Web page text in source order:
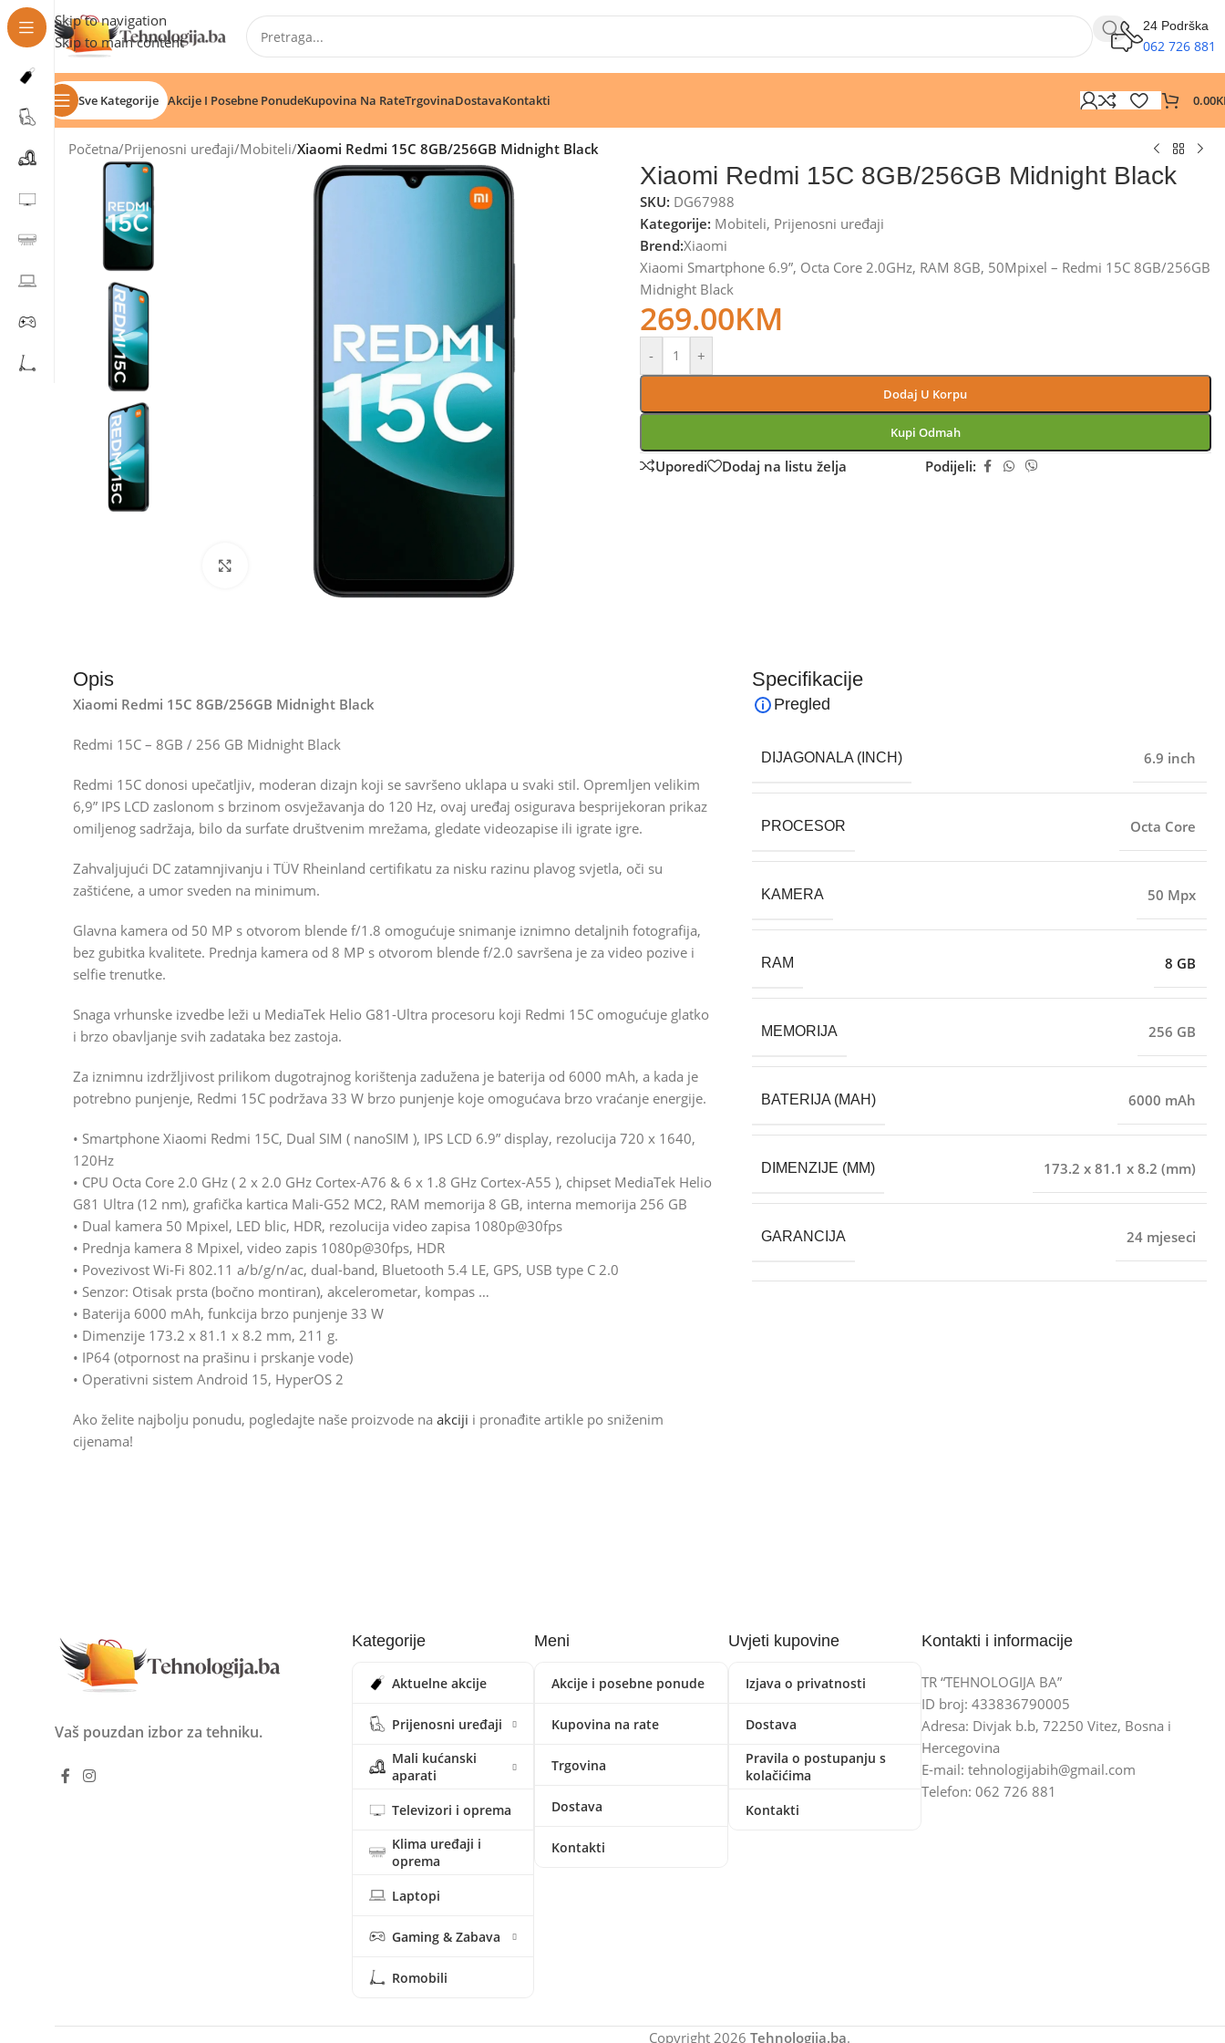
Skip to navigation
Skip to main content
24 Podrška
062 726 881
Sve Kategorije Akcije I Posebne PonudeKupovina Na RateTrgovinaDostavaKontakti 0.00
Početna/Prijenosni uređaji/Mobiteli/Xiaomi Redmi 15C 8GB/256GB Midnight Black
Kliknite za uvećanje
Xiaomi Redmi 15C 8GB/256GB Midnight Black
SKU: DG67988
Kategorije: Mobiteli, Prijenosni uređaji
Brend:Xiaomi
Xiaomi Smartphone 6.9”, Octa Core 2.0GHz, RAM 8GB, 50Mpixel – Redmi 15C 8GB/256GB
Midnight Black
269.00KM
- +
Dodaj U Korpu
Kupi Odmah
Uporedi Dodaj na listu želja Podijeli:
Opis
Xiaomi Redmi 15C 8GB/256GB Midnight Black
Redmi 15C – 8GB / 256 GB Midnight Black
Redmi 15C donosi upečatljiv, moderan dizajn koji se savršeno uklapa u svaki stil. Opremljen velikim
6,9” IPS LCD zaslonom s brzinom osvježavanja do 120 Hz, ovaj uređaj osigurava besprijekoran prikaz
omiljenog sadržaja, bilo da surfate društvenim mrežama, gledate videozapise ili igrate igre.
Zahvaljujući DC zatamnjivanju i TÜV Rheinland certifikatu za nisku razinu plavog svjetla, oči su
zaštićene, a umor sveden na minimum.
Glavna kamera od 50 MP s otvorom blende f/1.8 omogućuje snimanje iznimno detaljnih fotografija,
bez gubitka kvalitete. Prednja kamera od 8 MP s otvorom blende f/2.0 savršena je za video pozive i
selfie trenutke.
Snaga vrhunske izvedbe leži u MediaTek Helio G81-Ultra procesoru koji Redmi 15C omogućuje glatko
i brzo obavljanje svih zadataka bez zastoja.
Za iznimnu izdržljivost prilikom dugotrajnog korištenja zadužena je baterija od 6000 mAh, a kada je
potrebno punjenje, Redmi 15C podržava 33 W brzo punjenje koje omogućava brzo vraćanje energije.
• Smartphone Xiaomi Redmi 15C, Dual SIM ( nanoSIM ), IPS LCD 6.9” display, rezolucija 720 x 1640,
120Hz
• CPU Octa Core 2.0 GHz ( 2 x 2.0 GHz Cortex-A76 & 6 x 1.8 GHz Cortex-A55 ), chipset MediaTek Helio
G81 Ultra (12 nm), grafička kartica Mali-G52 MC2, RAM memorija 8 GB, interna memorija 256 GB
• Dual kamera 50 Mpixel, LED blic, HDR, rezolucija video zapisa 1080p@30fps
• Prednja kamera 8 Mpixel, video zapis 1080p@30fps, HDR
• Povezivost Wi-Fi 802.11 a/b/g/n/ac, dual-band, Bluetooth 5.4 LE, GPS, USB type C 2.0
• Senzor: Otisak prsta (bočno montiran), akcelerometar, kompas …
• Baterija 6000 mAh, funkcija brzo punjenje 33 W
• Dimenzije 173.2 x 81.1 x 8.2 mm, 211 g.
• IP64 (otpornost na prašinu i prskanje vode)
• Operativni sistem Android 15, HyperOS 2
Ako želite najbolju ponudu, pogledajte naše proizvode na akciji i pronađite artikle po sniženim
cijenama!
Specifikacije
Pregled
DIJAGONALA (INCH) 6.9 inch
PROCESOR Octa Core
KAMERA 50 Mpx
RAM 8 GB
MEMORIJA 256 GB
BATERIJA (MAH) 6000 mAh
DIMENZIJE (MM) 173.2 x 81.1 x 8.2 (mm)
GARANCIJA 24 mjeseci
Vaš pouzdan izbor za tehniku.
Kategorije
Aktuelne akcije
Prijenosni uređaji
Mali kućanski
aparati
Televizori i oprema
Klima uređaji i
oprema
Laptopi
Gaming & Zabava
Romobili
Meni
Akcije i posebne ponude
Kupovina na rate
Trgovina
Dostava
Kontakti
Uvjeti kupovine
Izjava o privatnosti
Dostava
Pravila o postupanju s
kolačićima
Kontakti
Kontakti i informacije
TR “TEHNOLOGIJA BA”
ID broj: 433836790005
Adresa: Divjak b.b, 72250 Vitez, Bosna i
Hercegovina
E-mail: tehnologijabih@gmail.com
Telefon: 062 726 881
Copyright 2026 Tehnologija.ba.